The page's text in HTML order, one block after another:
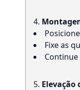
Fixe as
Elevação